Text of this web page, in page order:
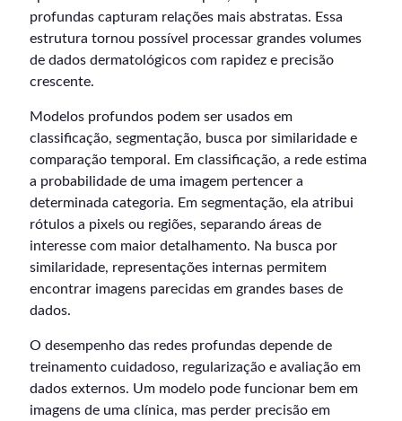
profundas capturam relações mais abstratas. Essa
estrutura tornou possível processar grandes volumes
de dados dermatológicos com rapidez e precisão
crescente.
Modelos profundos podem ser usados em
classificação, segmentação, busca por similaridade e
comparação temporal. Em classificação, a rede estima
a probabilidade de uma imagem pertencer a
determinada categoria. Em segmentação, ela atribui
rótulos a pixels ou regiões, separando áreas de
interesse com maior detalhamento. Na busca por
similaridade, representações internas permitem
encontrar imagens parecidas em grandes bases de
dados.
O desempenho das redes profundas depende de
treinamento cuidadoso, regularização e avaliação em
dados externos. Um modelo pode funcionar bem em
imagens de uma clínica, mas perder precisão em